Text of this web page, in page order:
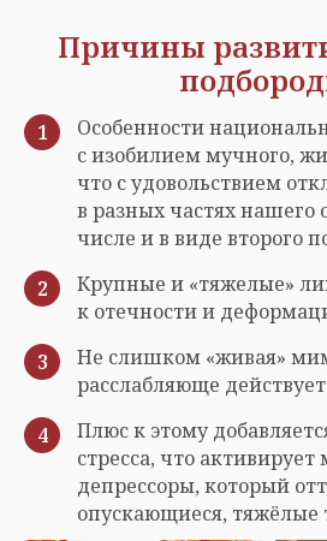
Причины
1
Особенности
с изобилием мучного,
что с удовольствием
в разных частях нашего
числе и в виде второго
2
Крупные и «тяжелые»
к отечности и
3
Не слишком «живая»
расслабляюще
4
Плюс к этому
стресса, что
депрессоры, который
опускающиеся, тяжёлые